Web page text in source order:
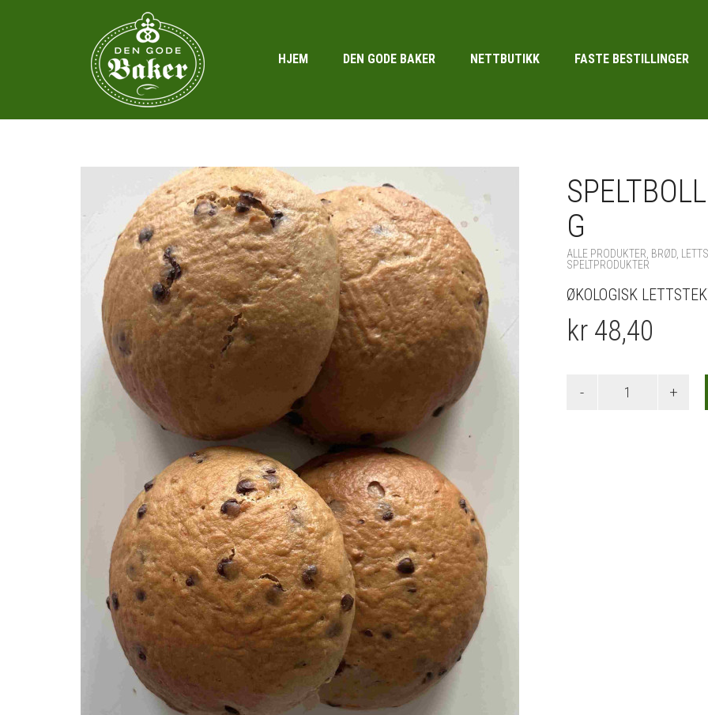
HJEM DEN GODE BAKER NETTBUTIKK FASTE BESTILLINGER
G
ALLE PRODUKTER BRØD
SPELTPRODUKTER
ØKOLOGISK
kr 48,40